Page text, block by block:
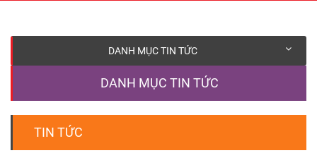
DANH MỤC TIN TỨC
DANH MỤC TIN TỨC
TIN TỨC